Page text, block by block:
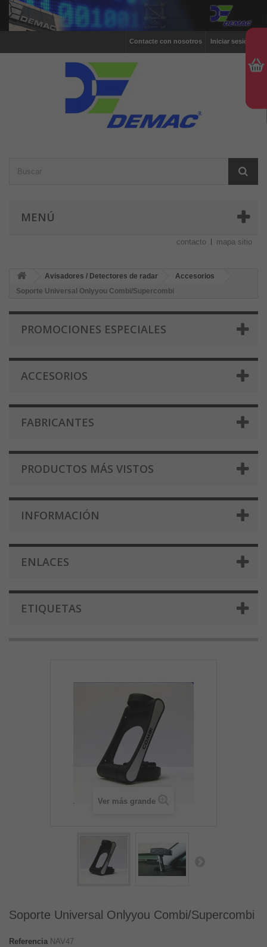
Iniciar sesión
Contacte con nosotros
MENÚ
contacto mapa sitio
Avisadores / Detectores de radar
Accesorios
Soporte Universal Onlyyou Combi/Supercombi
PROMOCIONES ESPECIALES
ACCESORIOS
FABRICANTES
PRODUCTOS MÁS VISTOS
INFORMACIÓN
ENLACES
ETIQUETAS
Ver más grande
Soporte Universal Onlyyou Combi/Supercombi
Referencia NAV47